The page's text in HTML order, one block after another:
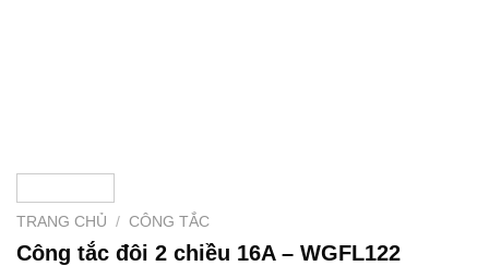
TRANG CHỦ / CÔNG TẮC
Công tắc đôi 2 chiều 16A – WGFL122